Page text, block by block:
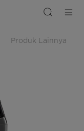
Produk Lainnya